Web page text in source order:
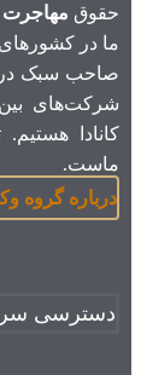
حقوق مهاجرت
ما در
صاحب سبک در
شرکت‌های بین
کانادا
ماست.
درباره گروه
دسترسی